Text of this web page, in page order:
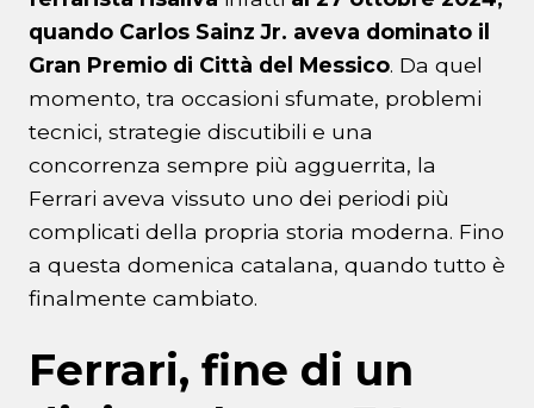
quando Carlos Sainz Jr. aveva dominato il
Gran Premio di Città del Messico. Da quel
momento, tra occasioni sfumate, problemi
tecnici, strategie discutibili e una
concorrenza sempre più agguerrita, la
Ferrari aveva vissuto uno dei periodi più
complicati della propria storia moderna. Fino
a questa domenica catalana, quando tutto è
finalmente cambiato.
Ferrari, fine di un